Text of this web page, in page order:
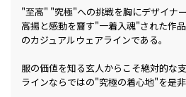
"至高" "究極"への挑戦を胸にデザイナ
高揚と感動を齎す"一着入魂"された作
のカジュアルウェアラインである。
服の価値を知る玄人からこそ絶対的な
ラインならではの"究極の着心地"を是非